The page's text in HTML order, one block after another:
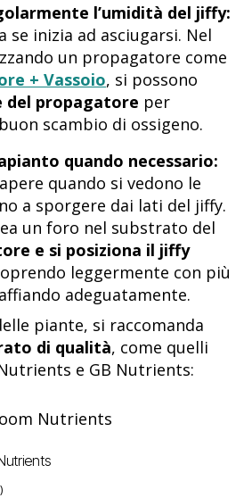
l’umidità del jiffy:
se inizia ad asciugarsi. Nel
un propagatore come
+ Vassoio, si possono
del propagatore per
scambio di ossigeno.
quando necessario:
quando si vedono le
a sporgere dai lati del jiffy.
un foro nel substrato del
e si posiziona il jiffy
leggermente con più
adeguatamente.
piante, si raccomanda
di qualità, come quelli
e GB Nutrients: